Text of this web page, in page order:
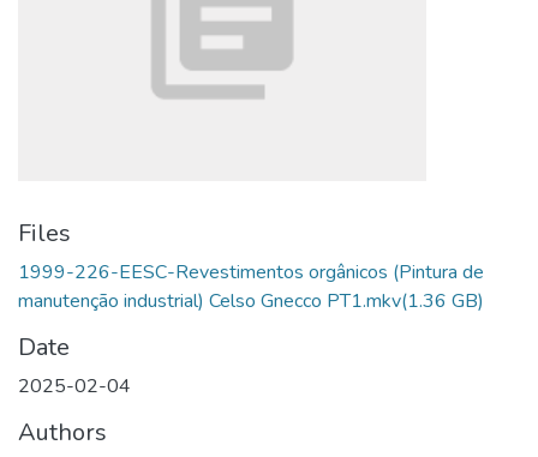
Files
1999-226-EESC-Revestimentos orgânicos (Pintura de
manutenção industrial) Celso Gnecco PT1.mkv(1.36 GB)
Date
2025-02-04
Authors